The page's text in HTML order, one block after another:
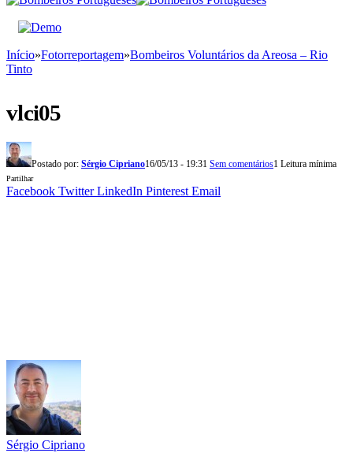
Início»Fotorreportagem»Bombeiros Voluntários da Areosa – Rio
Tinto
vlci05
Postado por: Sérgio Cipriano16/05/13 - 19:31 Sem comentários1 Leitura mínima
Partilhar
Facebook Twitter LinkedIn Pinterest Email
Sérgio Cipriano